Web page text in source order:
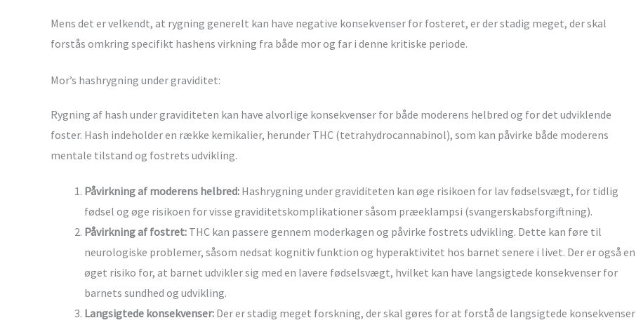
Mens det er velkendt, at rygning generelt kan have negative konsekvenser for fosteret, er der stadig meget, der skal
forstås omkring specifikt hashens virkning fra både mor og far i denne kritiske periode.
Mor’s hashrygning under graviditet:
Rygning af hash under graviditeten kan have alvorlige konsekvenser for både moderens helbred og for det udviklende
foster. Hash indeholder en række kemikalier, herunder THC (tetrahydrocannabinol), som kan påvirke både moderens
mentale tilstand og fostrets udvikling.
Påvirkning af moderens helbred: Hashrygning under graviditeten kan øge risikoen for lav fødselsvægt, for tidlig
fødsel og øge risikoen for visse graviditetskomplikationer såsom præeklampsi (svangerskabsforgiftning).
Påvirkning af fostret: THC kan passere gennem moderkagen og påvirke fostrets udvikling. Dette kan føre til
neurologiske problemer, såsom nedsat kognitiv funktion og hyperaktivitet hos barnet senere i livet. Der er også en
øget risiko for, at barnet udvikler sig med en lavere fødselsvægt, hvilket kan have langsigtede konsekvenser for
barnets sundhed og udvikling.
Langsigtede konsekvenser: Der er stadig meget forskning, der skal gøres for at forstå de langsigtede konsekvenser